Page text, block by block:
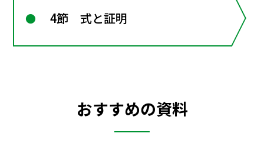
4節 式と証明
おすすめの資料